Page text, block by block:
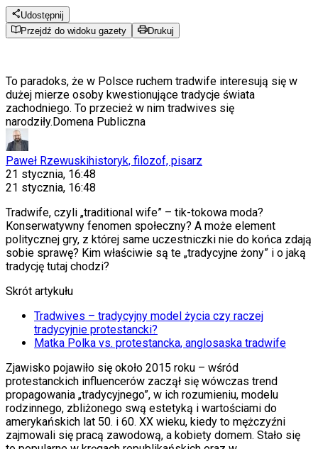
Udostępnij
Przejdź do widoku gazety
Drukuj
To paradoks, że w Polsce ruchem tradwife interesują się w
dużej mierze osoby kwestionujące tradycje świata
zachodniego. To przecież w nim tradwives się
narodziły.Domena Publiczna
Paweł Rzewuskihistoryk, filozof, pisarz
21 stycznia, 16:48
21 stycznia, 16:48
Tradwife, czyli „traditional wife” – tik-tokowa moda?
Konserwatywny fenomen społeczny? A może element
politycznej gry, z której same uczestniczki nie do końca zdają
sobie sprawę? Kim właściwie są te „tradycyjne żony” i o jaką
tradycję tutaj chodzi?
Skrót artykułu
Tradwives – tradycyjny model życia czy raczej
tradycyjnie protestancki?
Matka Polka vs. protestancka, anglosaska tradwife
Zjawisko pojawiło się około 2015 roku – wśród
protestanckich influencerów zaczął się wówczas trend
propagowania „tradycyjnego”, w ich rozumieniu, modelu
rodzinnego, zbliżonego swą estetyką i wartościami do
amerykańskich lat 50. i 60. XX wieku, kiedy to mężczyźni
zajmowali się pracą zawodową, a kobiety domem. Stało się